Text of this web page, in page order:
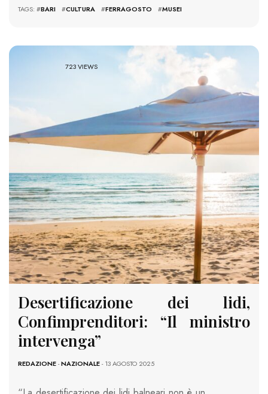
TAGS: #BARI #CULTURA #FERRAGOSTO #MUSEI
723 VIEWS
Desertificazione dei lidi,
Confimprenditori: “Il ministro
intervenga”
REDAZIONE-NAZIONALE- 13 AGOSTO 2025